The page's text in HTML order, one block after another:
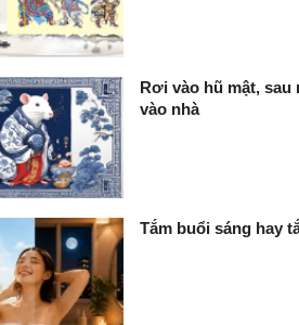
Rơi vào hũ mật,
vào nhà
Tắm buổi sáng hay